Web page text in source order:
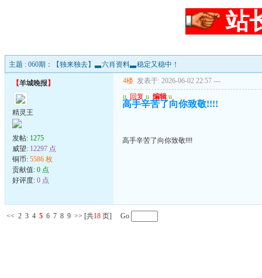
站
主题 : 060期：【独来独去】▃六肖资料▃稳定又稳中！
【羊城晚报】
精灵王
发帖: 1275
威望: 12297 点
铜币: 5586 枚
贡献值: 0 点
好评度: 0 点
4楼 发表于: 2026-06-02 22:57 ---
u 回复 u 编辑 u
高手辛苦了向你致敬!!!!
高手辛苦了向你致敬!!!!
<< 2 3 4 5 6 7 8 9 >> [共18 页] Go